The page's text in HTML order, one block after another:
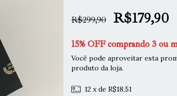
R$299,90 R$179,90
15% OFF comprando 3 ou
Você pode aproveitar esta
produto da loja.
12 x de R$18,51